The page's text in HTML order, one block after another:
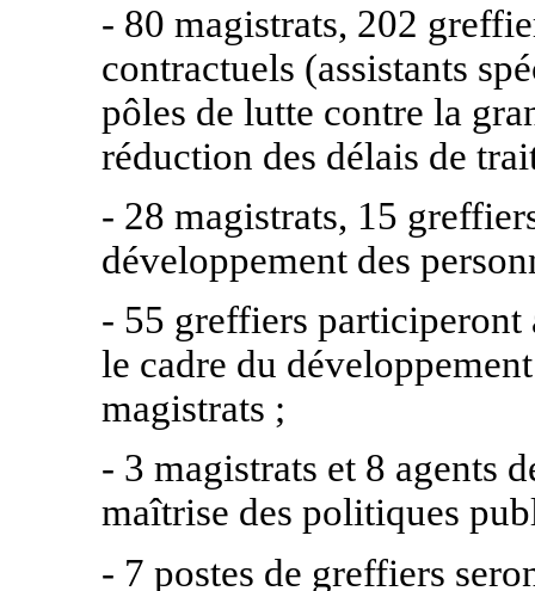
- 80 magistrats, 202
contractuels (assistants
pôles de lutte contre la
réduction des délais de
- 28 magistrats, 15
développement des
- 55 greffiers participeront
le cadre du
magistrats ;
- 3 magistrats et 8 agents
maîtrise des politiques
- 7 postes de greffiers